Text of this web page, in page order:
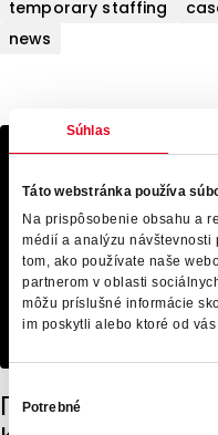
Súhlas
Táto webstránka používa
Na prispôsobenie obsahu a
médií a analýzu návštevnosti
tom, ako používate naše
partnerom v oblasti
môžu príslušné informácie
im poskytli alebo ktoré od
súhlasu
Potrebné
temporary staffing
news
Працівники на